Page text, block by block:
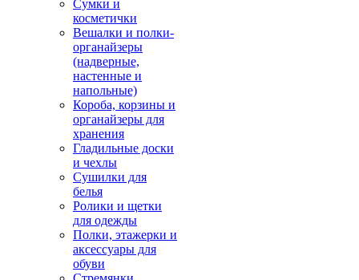
Сумки и
косметички
Вешалки и полки-
органайзеры
(надверные,
настенные и
напольные)
Короба, корзины и
органайзеры для
хранения
Гладильные доски
и чехлы
Сушилки для
белья
Ролики и щетки
для одежды
Полки, этажерки и
аксессуары для
обуви